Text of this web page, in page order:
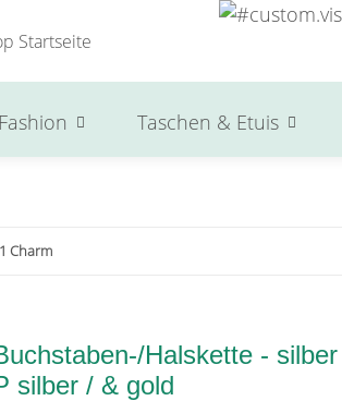
Taschen & Etuis
Charm
Halskette -
silber / & gold